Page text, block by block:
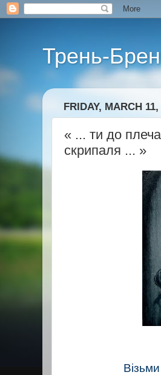
Трень-
FRIDAY, MARCH 11,
« ... ти до
скрипаля ... »